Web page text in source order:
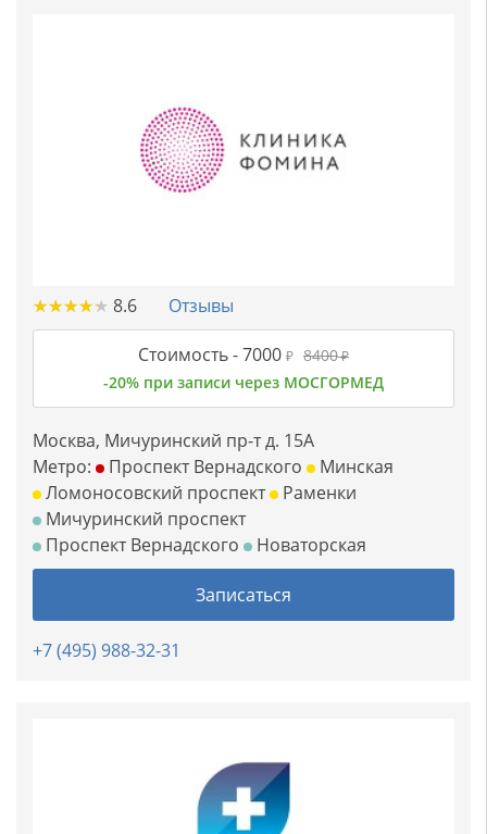
★★★★★
★★★★★ 8.6 Отзывы
Стоимость -7000 ₽ 8400₽
-20% при записи через МОСГОРМЕД
Москва, Мичуринский пр-т д. 15А
Метро:
Проспект Вернадского
Минская
Ломоносовский проспект
Раменки
Мичуринский проспект
Проспект Вернадского
Новаторская
Записаться
+7 (495) 988-32-31